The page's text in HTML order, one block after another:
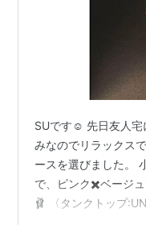
SUです☺️ 先日友人宅
みなのでリラックス
ースを選びました。
で、ピンク✖️ベージ
🩰 〈タンクトップ